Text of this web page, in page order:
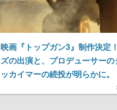
映画『トップガン3』制作決定
ズの出演と、プロデューサー
ッカイマーの続投が明らかに